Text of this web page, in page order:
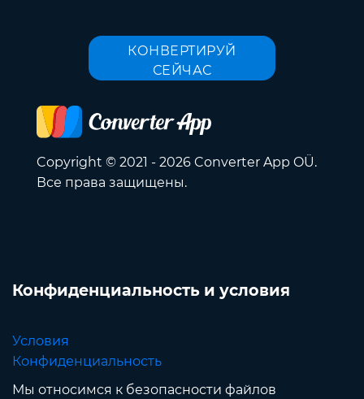
КОНВЕРТИРУЙ
СЕЙЧАС
Copyright © 2021 - 2026 Converter App OÜ.
Все права защищены.
Конфиденциальность и условия
Условия
Конфиденциальность
Мы относимся к безопасности файлов